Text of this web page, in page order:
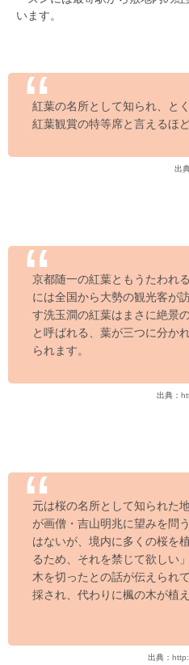
います。
紅葉の名所として知られ、と
紅葉観賞の特等席と言えるほ
出
京都随一の紅葉ともうたわれ
には全国から大勢の観光客が
す洗玉澗の紅葉はまさに絶景
と呼ばれる、葉が三つに分か
られます。
出典：
元は桜の名所として知られた
が画僧・吉山明兆に望みを問
はないが、境内に多くの桜を
るため、それを禁じて欲しい
木を切ったとの話が伝えられ
採され、代わりに楓の木が植
出典：